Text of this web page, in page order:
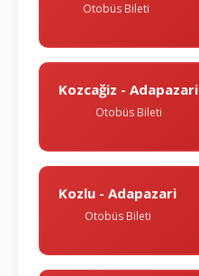
Otobüs Bileti
Kozcağiz - Adapazari
Otobüs Bileti
Kozlu - Adapazari
Otobüs Bileti